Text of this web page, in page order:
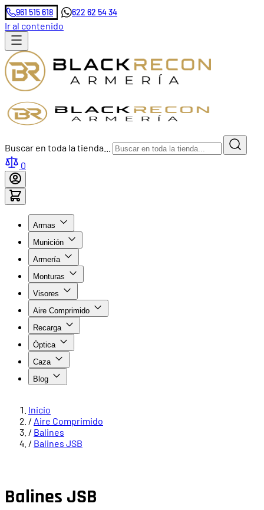
961 515 618 622 62 54 34
Ir al contenido
Buscar en toda la tienda...
0
Armas
Munición
Armería
Monturas
Visores
Aire Comprimido
Recarga
Óptica
Caza
Blog
Inicio
/ Aire Comprimido
/ Balines
/ Balines JSB
Balines JSB